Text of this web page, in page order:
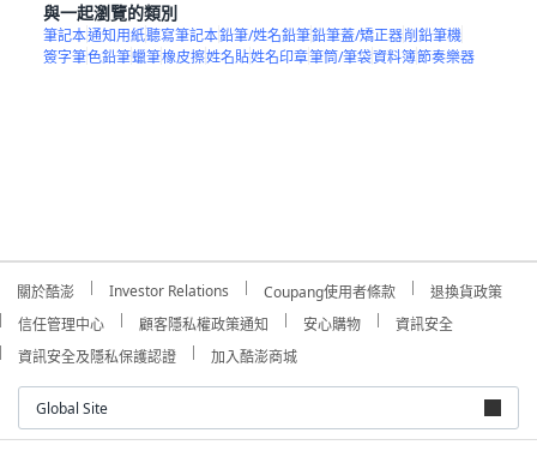
與一起瀏覽的類別
筆記本通知用紙聽寫筆記本鉛筆/姓名鉛筆鉛筆蓋/矯正器削鉛筆機
簽字筆色鉛筆蠟筆橡皮擦姓名貼姓名印章筆筒/筆袋資料簿節奏樂器
關於酷澎 Investor Relations Coupang使用者條款
退換貨政策
信任管理中心
顧客隱私權政策通知 安心購物
資訊安全
資訊安全及隱私保護認證
加入酷澎商城
Global Site